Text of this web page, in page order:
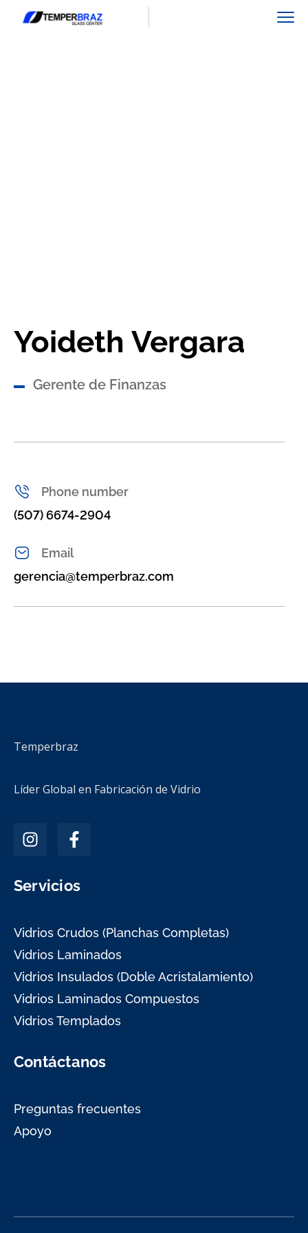
Yoideth Vergara
Gerente de Finanzas
Phone number
(507) 6674-2904‬
Email
gerencia@temperbraz.com
Temperbraz
Líder Global en Fabricación de Vidrio
Servicios
Vidrios Crudos (Planchas Completas)
Vidrios Laminados
Vidrios Insulados (Doble Acristalamiento)
Vidrios Laminados Compuestos
Vidrios Templados
Contáctanos
Preguntas frecuentes
Apoyo